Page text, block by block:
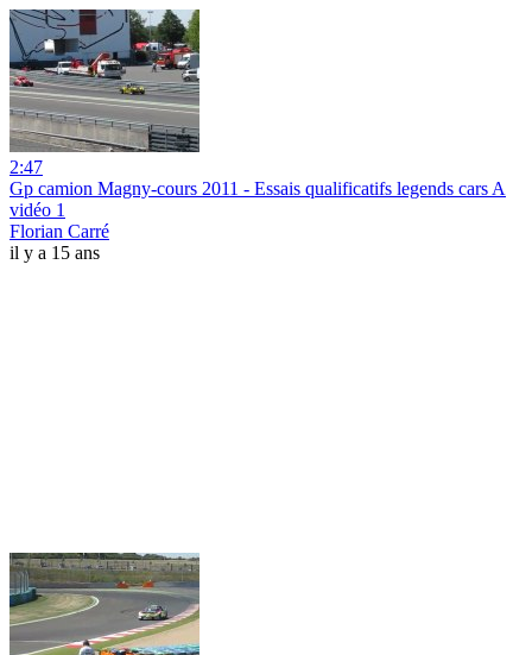
2:47
Gp camion Magny-cours 2011 - Essais qualificatifs legends cars A
vidéo 1
Florian Carré
il y a 15 ans